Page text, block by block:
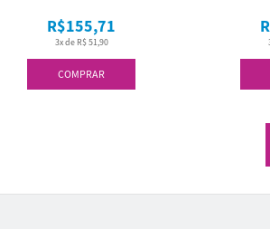
COMPRAR
3x de R$ 51,90
R$155,71